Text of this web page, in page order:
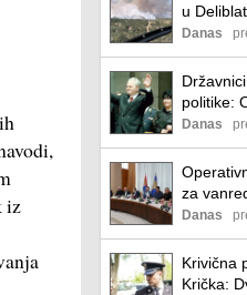
iz
u
Danas
politike:
da je
državnik
Vučića
Danas
za
porast
nedelje
Danas
Krivična
Krička: